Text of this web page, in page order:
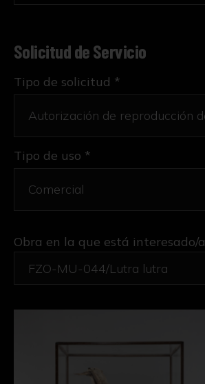
Solicitud de Servicio
Tipo de solicitud *
Tipo de uso *
Obra en la que está interesado/a
FZO-MU-044/Lutra lutra